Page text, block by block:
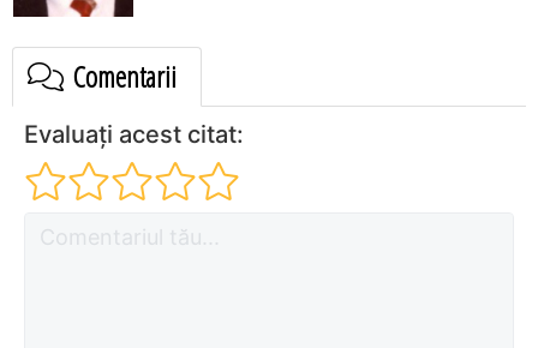
Comentarii
Evaluați acest citat: